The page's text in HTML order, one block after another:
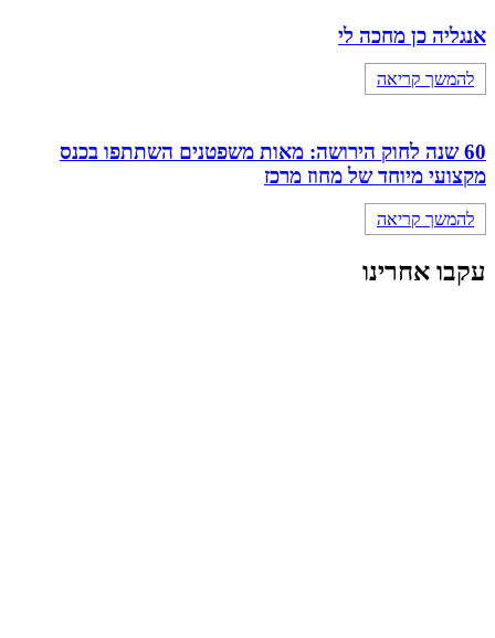
אנגליה כן מחכה לי
להמשך קריאה
60 שנה לחוק הירושה: מאות משפטנים השתתפו בכנס
מקצועי מיוחד של מחוז מרכז
להמשך קריאה
עקבו אחרינו